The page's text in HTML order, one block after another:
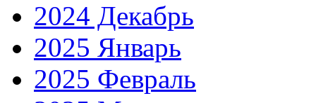
2024 Декабрь
2025 Январь
2025 Февраль